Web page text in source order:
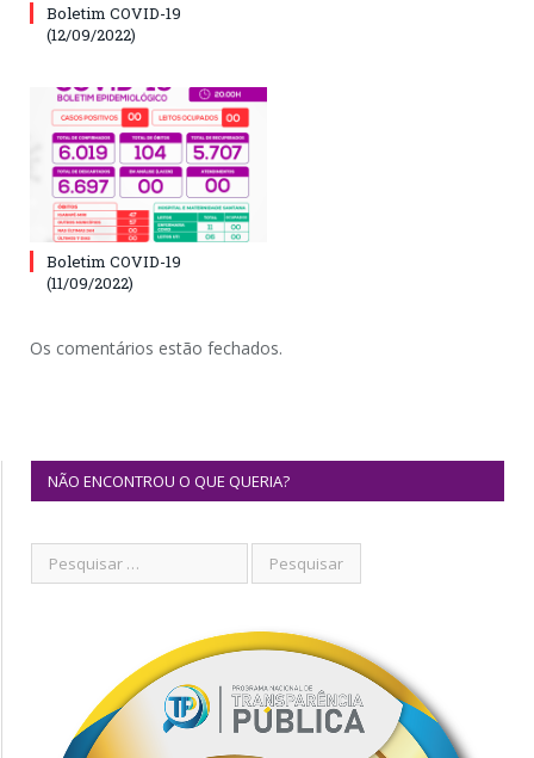
Boletim COVID-19
(12/09/2022)
Boletim COVID-19
(11/09/2022)
Os comentários estão fechados.
NÃO ENCONTROU O QUE QUERIA?